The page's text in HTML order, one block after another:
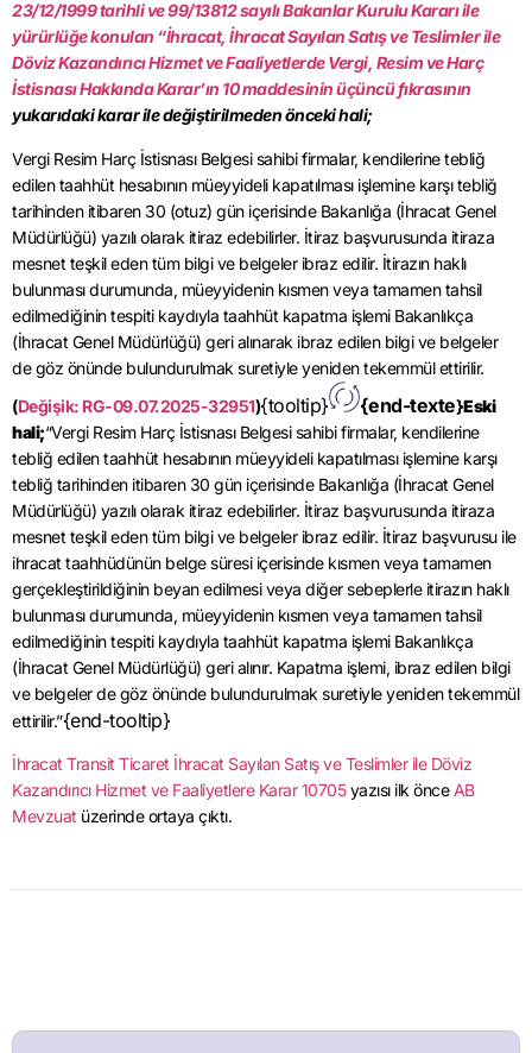
23/12/1999 tarihli ve 99/13812 sayılı Bakanlar Kurulu Kararı ile
yürürlüğe konulan “İhracat, İhracat Sayılan Satış ve Teslimler ile
Döviz Kazandırıcı Hizmet ve Faaliyetlerde Vergi, Resim ve Harç
İstisnası Hakkında Karar’ın 10 maddesinin üçüncü fıkrasının
yukarıdaki karar ile değiştirilmeden önceki hali;
Vergi Resim Harç İstisnası Belgesi sahibi firmalar, kendilerine tebliğ
edilen taahhüt hesabının müeyyideli kapatılması işlemine karşı tebliğ
tarihinden itibaren 30 (otuz) gün içerisinde Bakanlığa (İhracat Genel
Müdürlüğü) yazılı olarak itiraz edebilirler. İtiraz başvurusunda itiraza
mesnet teşkil eden tüm bilgi ve belgeler ibraz edilir. İtirazın haklı
bulunması durumunda, müeyyidenin kısmen veya tamamen tahsil
edilmediğinin tespiti kaydıyla taahhüt kapatma işlemi Bakanlıkça
(İhracat Genel Müdürlüğü) geri alınarak ibraz edilen bilgi ve belgeler
de göz önünde bulundurulmak suretiyle yeniden tekemmül ettirilir.
(Değişik: RG-09.07.2025-32951){tooltip} {end-texte}Eski
hali;“Vergi Resim Harç İstisnası Belgesi sahibi firmalar, kendilerine
tebliğ edilen taahhüt hesabının müeyyideli kapatılması işlemine karşı
tebliğ tarihinden itibaren 30 gün içerisinde Bakanlığa (İhracat Genel
Müdürlüğü) yazılı olarak itiraz edebilirler. İtiraz başvurusunda itiraza
mesnet teşkil eden tüm bilgi ve belgeler ibraz edilir. İtiraz başvurusu ile
ihracat taahhüdünün belge süresi içerisinde kısmen veya tamamen
gerçekleştirildiğinin beyan edilmesi veya diğer sebeplerle itirazın haklı
bulunması durumunda, müeyyidenin kısmen veya tamamen tahsil
edilmediğinin tespiti kaydıyla taahhüt kapatma işlemi Bakanlıkça
(İhracat Genel Müdürlüğü) geri alınır. Kapatma işlemi, ibraz edilen bilgi
ve belgeler de göz önünde bulundurulmak suretiyle yeniden tekemmül
ettirilir.”{end-tooltip}
İhracat Transit Ticaret İhracat Sayılan Satış ve Teslimler ile Döviz
Kazandırıcı Hizmet ve Faaliyetlere Karar 10705yazısı ilk önce AB
Mevzuat üzerinde ortaya çıktı.